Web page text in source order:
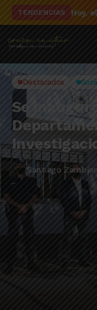
TENDENCIAS El
Destacados
Se
Santiago